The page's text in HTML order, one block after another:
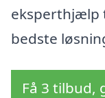
eksperthjælp
bedste
Få 3 tilbud,